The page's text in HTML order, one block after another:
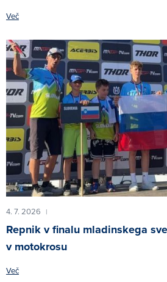
Več
4. 7. 2026 |
Repnik v finalu mladinskega
v motokrosu
Več